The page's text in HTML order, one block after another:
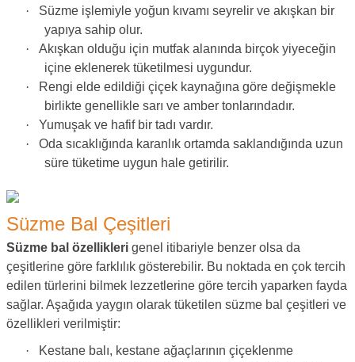
·
Süzme işlemiyle yoğun kıvamı seyrelir ve akışkan bir
yapıya sahip olur.
·
Akışkan olduğu için mutfak alanında birçok yiyeceğin
içine eklenerek tüketilmesi uygundur.
·
Rengi elde edildiği çiçek kaynağına göre değişmekle
birlikte genellikle sarı ve amber tonlarındadır.
·
Yumuşak ve hafif bir tadı vardır.
·
Oda sıcaklığında karanlık ortamda saklandığında uzun
süre tüketime uygun hale getirilir.
Süzme Bal Çeşitleri
Süzme bal özellikleri genel itibariyle benzer olsa da
çeşitlerine göre farklılık gösterebilir. Bu noktada en çok tercih
edilen türlerini bilmek lezzetlerine göre tercih yaparken fayda
sağlar. Aşağıda yaygın olarak tüketilen süzme bal çeşitleri ve
özellikleri verilmiştir:
·
Kestane balı, kestane ağaçlarının çiçeklenme